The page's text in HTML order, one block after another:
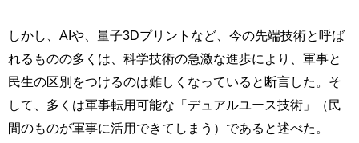
しかし、AIや、量子3Dプリントなど、今の先端技術と呼ば
れるものの多くは、科学技術の急激な進歩により、軍事と
民生の区別をつけるのは難しくなっていると断言した。そ
して、多くは軍事転用可能な「デュアルユース技術」（民
間のものが軍事に活用できてしまう）であると述べた。